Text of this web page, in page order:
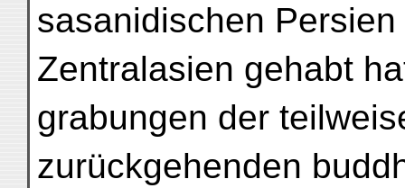
sasanidischen
Zentralasien gehabt
grabungen der
zurückgehenden